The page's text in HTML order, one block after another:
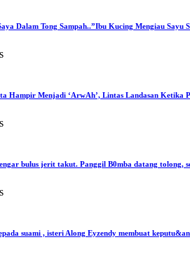
Dalam Tong Sampah..”Ibu Kucing Mengiau Sayu
Hampir Menjadi ‘ArwAh’, Lintas Landasan Ketika
bulus jerit takut. Panggil B0mba datang tolong,
suami , isteri Along Eyzendy membuat